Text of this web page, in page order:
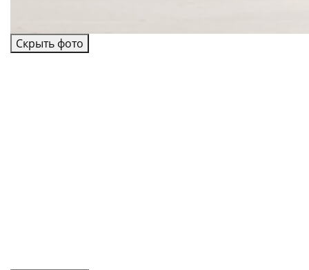
Скрыть фото